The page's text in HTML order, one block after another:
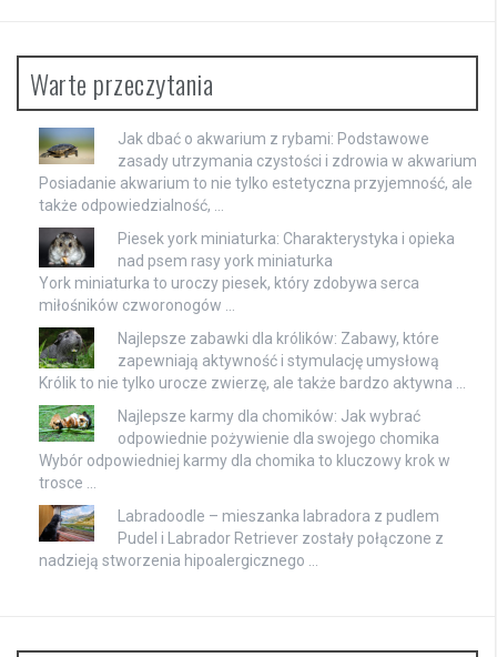
Warte przeczytania
Jak dbać o akwarium z rybami: Podstawowe
zasady utrzymania czystości i zdrowia w akwarium
Posiadanie akwarium to nie tylko estetyczna przyjemność, ale
także odpowiedzialność, …
Piesek york miniaturka: Charakterystyka i opieka
nad psem rasy york miniaturka
York miniaturka to uroczy piesek, który zdobywa serca
miłośników czworonogów …
Najlepsze zabawki dla królików: Zabawy, które
zapewniają aktywność i stymulację umysłową
Królik to nie tylko urocze zwierzę, ale także bardzo aktywna …
Najlepsze karmy dla chomików: Jak wybrać
odpowiednie pożywienie dla swojego chomika
Wybór odpowiedniej karmy dla chomika to kluczowy krok w
trosce …
Labradoodle – mieszanka labradora z pudlem
Pudel i Labrador Retriever zostały połączone z
nadzieją stworzenia hipoalergicznego …